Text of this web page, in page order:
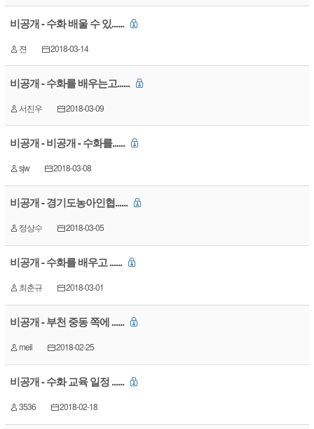
비공개 - 수화 배울 수 있......
젼 2018-03-14
비공개 - 수화를 배우는고......
서진우 2018-03-09
비공개 - 비공개 - 수화를......
sjw 2018-03-08
비공개 - 경기도농아인협......
정상수 2018-03-05
비공개 - 수화를 배우고 ......
최춘규 2018-03-01
비공개 - 부천 중동 쪽에 ......
meil 2018-02-25
비공개 - 수화 교육 일정 ......
3536 2018-02-18